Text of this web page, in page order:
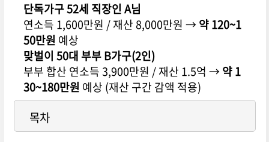
단독가구 52세 직장인 A님
연소득 1,600만원 / 재산 8,000만원 → 약 120~1
50만원 예상
맞벌이 50대 부부 B가구(2인)
부부 합산 연소득 3,900만원 / 재산 1.5억 → 약 1
30~180만원 예상 (재산 구간 감액 적용)
목차